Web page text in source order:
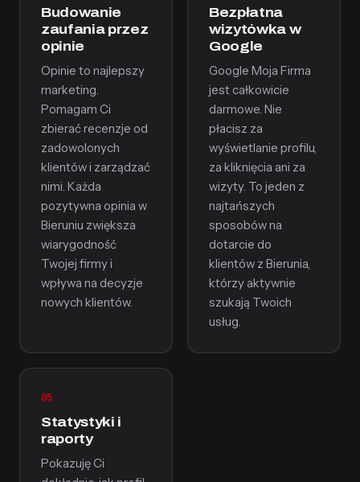
Budowanie
zaufania przez
opinie
Opinie to najlepszy
marketing.
Pomagam Ci
zbierać recenzje od
zadowolonych
klientów i zarządzać
nimi. Każda
pozytywna opinia w
Bieruniu zwiększa
wiarygodność
Twojej firmy i
wpływa na decyzje
nowych klientów.
Bezpłatna
wizytówka w
Google
Google Moja Firma
jest całkowicie
darmowe. Nie
płacisz za
wyświetlanie profilu,
za kliknięcia ani za
wizyty. To jeden z
najtańszych
sposobów na
dotarcie do
klientów z Bierunia,
którzy aktywnie
szukają Twoich
usług.
05
Statystyki i
raporty
Pokazuję Ci